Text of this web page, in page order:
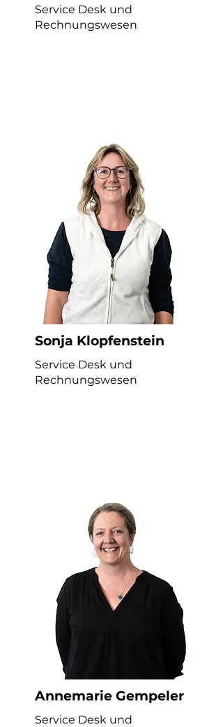
Service Desk und
Rechnungswesen
Sonja Klopfenstein
Service Desk und
Rechnungswesen
Annemarie Gempeler
Service Desk und